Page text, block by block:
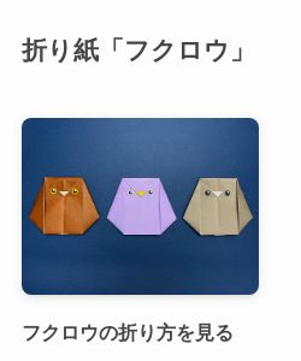
折り紙「フクロウ」
フクロウの折り方を見る